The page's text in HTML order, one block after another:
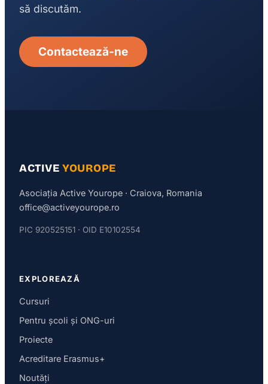
să discutăm.
Contactează-ne
ACTIVEYOUROPE
Asociația Active Yourope · Craiova, Romania
office@activeyourope.ro
PIC 920525151 · OID E10102554
EXPLOREAZĂ
Cursuri
Pentru școli și ONG-uri
Proiecte
Acreditare Erasmus+
Noutăți